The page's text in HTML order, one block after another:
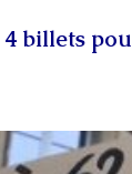
4 billets